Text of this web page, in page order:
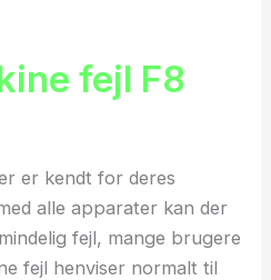
fejl F8
er kendt for deres
alle apparater kan der
fejl, mange brugere
fejl henviser normalt til